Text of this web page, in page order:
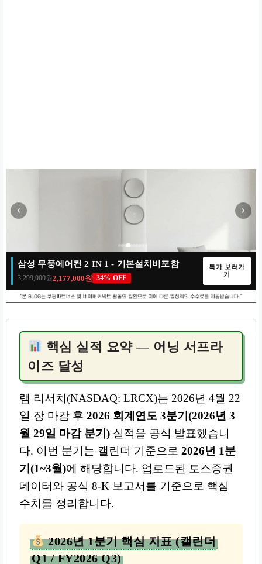
선착순 마감
00
DAYS
: 04
HRS
: 35
MIN
: 20
SEC
00
DAYS
: 00
HRS
: 00
MIN
: 00
SEC
00
DAYS
: 11
HRS
: 35
MIN
: 20
SEC
00
DAYS
: 04
HRS
: 35
MIN
: 20
SEC
삼성 무풍에어컨 2 IN 1 - 기본설치비포함
특가 보러가
기
3,299,000원2,177,000원 34% OFF
핵심 실적 요약 — 어닝 서프라
이즈 달성
램 리서치(NASDAQ: LRCX)는 2026년 4월 22
일 장 마감 후 2026 회계연도 3분기(2026년 3
월 29일 마감 분기) 실적을 공식 발표했습니
다. 이번 분기는 캘린더 기준으로 2026년 1분
기(1~3월)에 해당합니다. 업로드된 토스증권
데이터와 공식 8-K 보고서를 기준으로 핵심
수치를 정리합니다.
2026년 1분기 핵심 지표 (캘린더
Q1 / FY2026 Q3)